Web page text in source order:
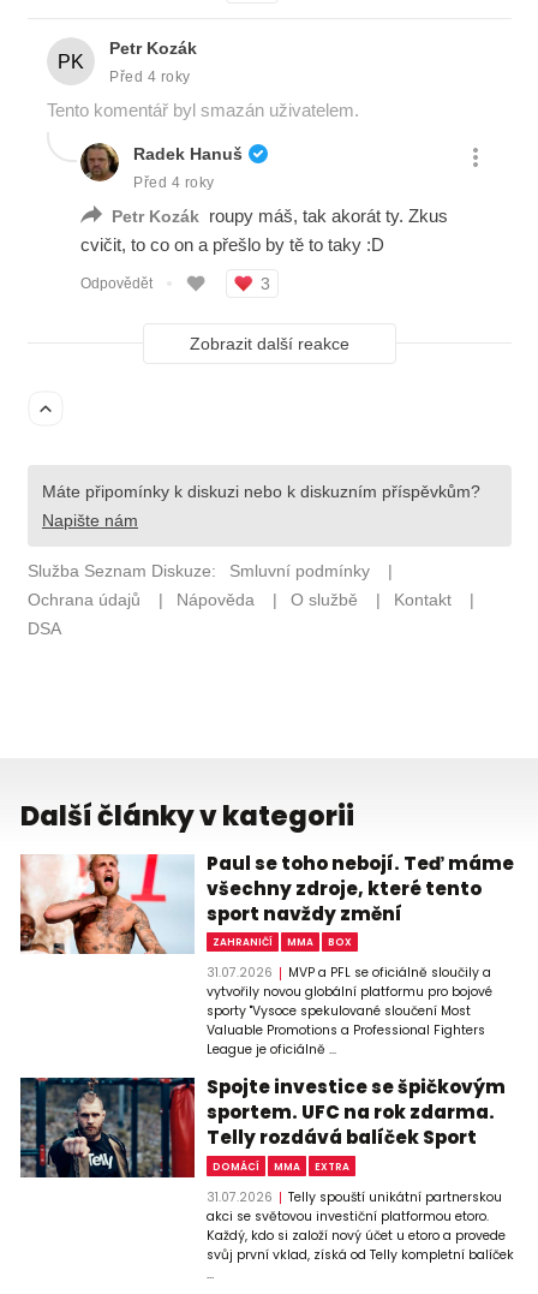
Další články v kategorii
Paul se toho nebojí. Teď máme
všechny zdroje, které tento
sport navždy změní
ZAHRANIČÍ MMA BOX
31.07.2026
MVP a PFL se oficiálně sloučily a
vytvořily novou globální platformu pro bojové
sporty "Vysoce spekulované sloučení Most
Valuable Promotions a Professional Fighters
League je oficiálně ...
Spojte investice se špičkovým
sportem. UFC na rok zdarma.
Telly rozdává balíček Sport
DOMÁCÍ MMA EXTRA
31.07.2026
Telly spouští unikátní partnerskou
akci se světovou investiční platformou etoro.
Každý, kdo si založí nový účet u etoro a provede
svůj první vklad, získá od Telly kompletní balíček
...